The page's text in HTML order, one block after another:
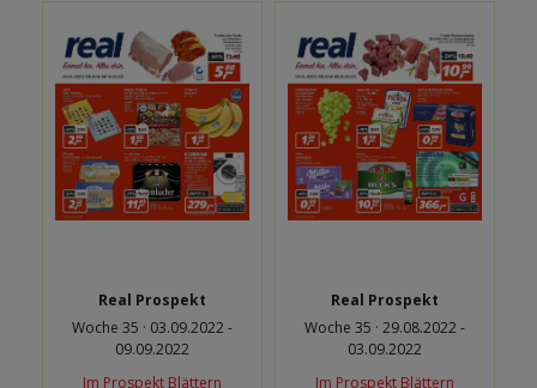
Real Prospekt
Woche 35 · 03.09.2022 -
09.09.2022
Im Prospekt Blättern
Real Prospekt
Woche 35 · 29.08.2022 -
03.09.2022
Im Prospekt Blättern